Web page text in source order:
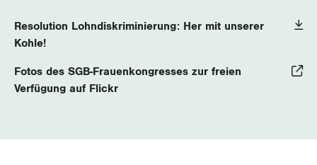
Resolution Lohndiskriminierung: Her mit unserer
Kohle!
Fotos des SGB-Frauenkongresses zur freien
Verfügung auf Flickr